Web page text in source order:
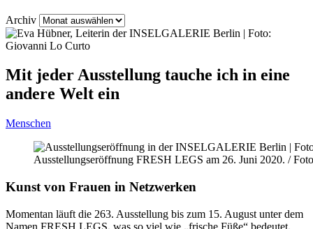
Archiv
Mit jeder Ausstellung tauche ich in eine
andere Welt ein
Menschen
Ausstellungseröffnung FRESH LEGS am 26. Juni 2020. /
Kunst von Frauen in Netzwerken
Momentan läuft die 263. Ausstellung bis zum 15. August unter dem
Namen FRESH LEGS, was so viel wie „frische Füße“ bedeutet,